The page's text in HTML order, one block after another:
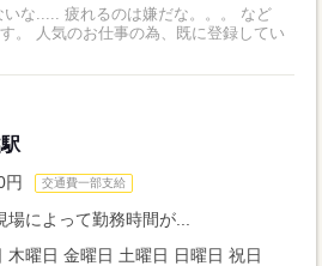
してい
円 交通費一部支給
によって勤務時間が...
木曜日 金曜日 土曜日 日曜日 祝日